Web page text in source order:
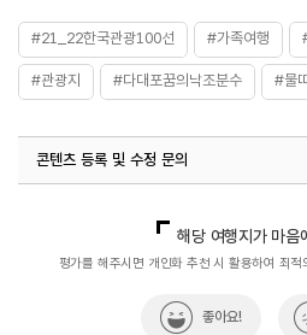
#21_22한국관광100선 #가족여행
#관광지 #다대포꿈의낙조분수 #물
#야경_명소 #야경명소
콘텐츠 등록 및 수정 문의
국내여행진흥팀(한국관광100선)
033-738-
지역관광육성팀 (야간관광)
033-738-3439
열린관광콘텐츠팀(열린관광-모두의여행)
해당 여행지가 마음
평가를 해주시면 개인화 추천 시 활용하여 최
좋아요!